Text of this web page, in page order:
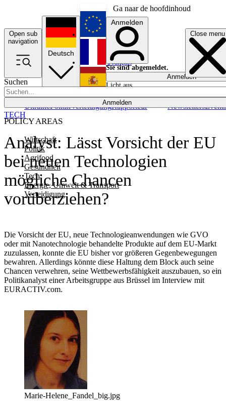
Ga naar de hoofdinhoud
Open sub
navigation
Close menu
Suchen
Anmelden
POLICY AREAS
Wirtschaft
Politik
Agrifood
Gesundheit
Tech
Energie, Umwelt & Transport
Verteidigung
UkrainePolitikVerteidigungRapporteur NewslettersEvents
Deutsch
English
Français
Anmelden
Sie sind abgemeldet.
Anmelden
Licht aus
Analyst: Lässt Vorsicht der EU
bei neuen Technologien
mögliche Chancen
vorüberziehen?
Die Vorsicht der EU, neue Technologieanwendungen wie GVO
oder mit Nanotechnologie behandelte Produkte auf dem EU-Markt
zuzulassen, konnte die EU bisher vor größeren Gegenbewegungen
bewahren. Allerdings könnte diese Haltung dem Block auch seine
Chancen verwehren, seine Wettbewerbsfähigkeit auszubauen, so ein
Politikanalyst einer Arbeitsgruppe aus Brüssel im Interview mit
EURACTIV.com.
TECH
Marie-Helene_Fandel_big.jpg